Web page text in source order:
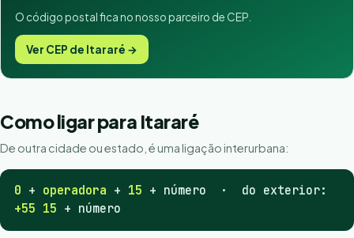
O código postal fica no nosso parceiro de CEP.
Ver CEP de Itararé →
Como ligar para Itararé
De outra cidade ou estado, é uma ligação interurbana:
0 + operadora + 15 + número · do exterior:
+55 15 + número